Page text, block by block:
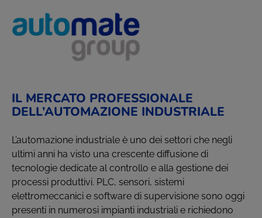
IL MERCATO PROFESSIONALE
DELL’AUTOMAZIONE INDUSTRIALE
L’automazione industriale è uno dei settori che negli
ultimi anni ha visto una crescente diffusione di
tecnologie dedicate al controllo e alla gestione dei
processi produttivi. PLC, sensori, sistemi
elettromeccanici e software di supervisione sono oggi
presenti in numerosi impianti industriali e richiedono